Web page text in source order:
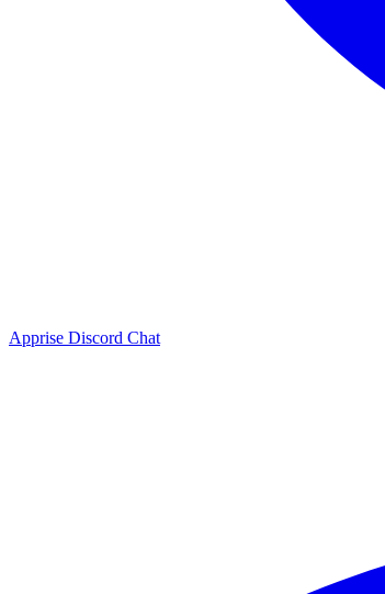
Apprise Discord Chat